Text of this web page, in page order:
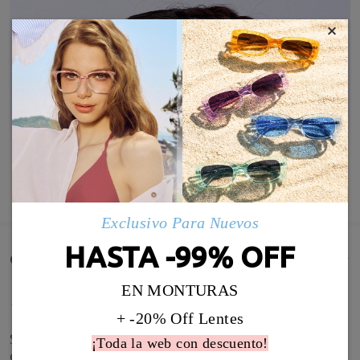
MOSTRAR MÁS
Comentarios de Clientes(26)
Super contenta con la calidad de las gafas y rapidez
del envío. Solo recomiendo pedir las gafas con anti-
×
Exclusivo Para Nuevos
HASTA -99% OFF
EN MONTURAS
+ -20% Off Lentes
¡Toda la web con descuento!